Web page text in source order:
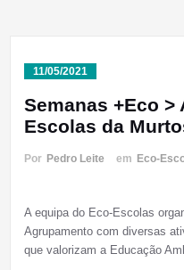
11/05/2021
Semanas +Eco >
Escolas da
Por Pedro Leite em Eco-
A equipa do Eco-Escolas
Agrupamento com diversas
que valorizam a Educação